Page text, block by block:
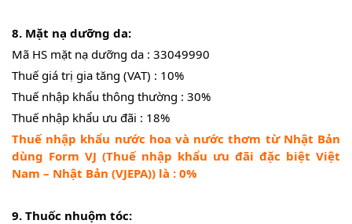
8. Mặt nạ dưỡng da:
Mã HS mặt nạ dưỡng da : 33049990
Thuế giá trị gia tăng (VAT) : 10%
Thuế nhập khẩu thông thường : 30%
Thuế nhập khẩu ưu đãi : 18%
Thuế nhập khẩu nước hoa và nước thơm từ Nhật Bản
dùng Form VJ (Thuế nhập khẩu ưu đãi đặc biệt Việt
Nam – Nhật Bản (VJEPA)) là : 0%
9. Thuốc nhuộm tóc: